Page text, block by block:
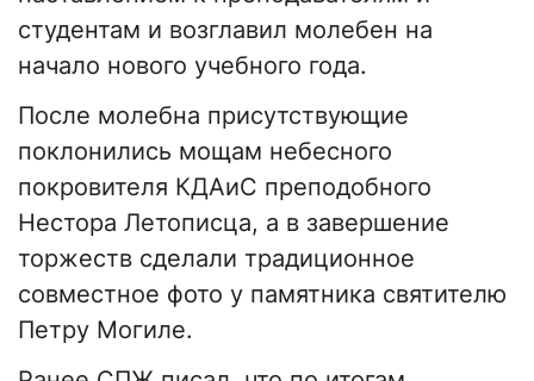
студентам и возглавил молебен на
начало нового учебного года.
После молебна присутствующие
поклонились мощам небесного
покровителя КДАиС преподобного
Нестора Летописца, а в завершение
торжеств сделали традиционное
совместное фото у памятника святителю
Петру Могиле.